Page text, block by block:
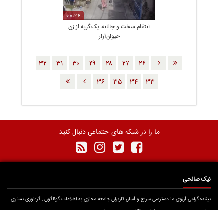
00:26
انتقام سخت و جانانه یک گربه از زن
حیوان‌آزار
٢٦ ٢٧ ٢٨ ٢٩ ٣٠ ٣١
٣٢
٣٣
٣٤ ٣٥ ٣٦
ما را در شبکه های اجتماعی دنبال کنید
نیک صالحی
بیننده گرامی آرزوی ما دسترسی سریع و آسان کاربران جامعه مجازی به اطلاعات گوناگون , گرداوری بستری